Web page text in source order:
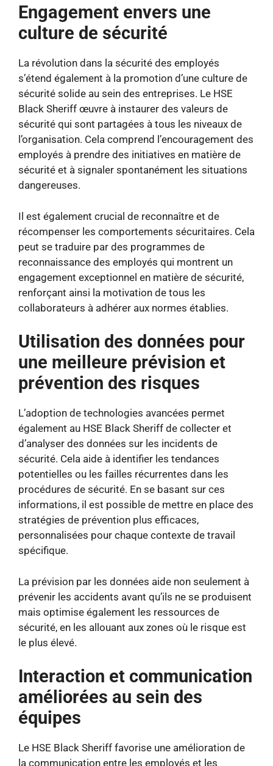
Engagement envers une
culture de sécurité
La révolution dans la sécurité des employés
s’étend également à la promotion d’une culture de
sécurité solide au sein des entreprises. Le HSE
Black Sheriff œuvre à instaurer des valeurs de
sécurité qui sont partagées à tous les niveaux de
l’organisation. Cela comprend l’encouragement des
employés à prendre des initiatives en matière de
sécurité et à signaler spontanément les situations
dangereuses.
Il est également crucial de reconnaître et de
récompenser les comportements sécuritaires. Cela
peut se traduire par des programmes de
reconnaissance des employés qui montrent un
engagement exceptionnel en matière de sécurité,
renforçant ainsi la motivation de tous les
collaborateurs à adhérer aux normes établies.
Utilisation des données pour
une meilleure prévision et
prévention des risques
L’adoption de technologies avancées permet
également au HSE Black Sheriff de collecter et
d’analyser des données sur les incidents de
sécurité. Cela aide à identifier les tendances
potentielles ou les failles récurrentes dans les
procédures de sécurité. En se basant sur ces
informations, il est possible de mettre en place des
stratégies de prévention plus efficaces,
personnalisées pour chaque contexte de travail
spécifique.
La prévision par les données aide non seulement à
prévenir les accidents avant qu’ils ne se produisent
mais optimise également les ressources de
sécurité, en les allouant aux zones où le risque est
le plus élevé.
Interaction et communication
améliorées au sein des
équipes
Le HSE Black Sheriff favorise une amélioration de
la communication entre les employés et les